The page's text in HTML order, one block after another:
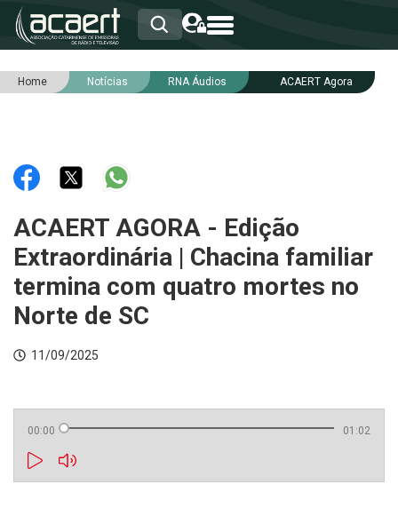
HOME
RNA
NOTÍCIAS
INTEGRIDADE
Home Notícias RNA Áudios ACAERT Agora
ACAERT AGORA - Edição
Extraordinária | Chacina familiar
termina com quatro mortes no
Norte de SC
11/09/2025
00:00 01:02